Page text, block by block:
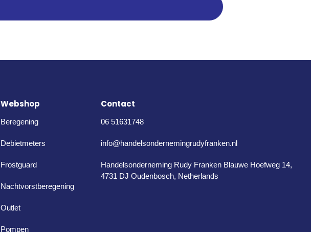
Webshop
Beregening
Debietmeters
Frostguard
Nachtvorstberegening
Outlet
Pompen
Contact
06 51631748
info@handelsondernemingrudyfranken.nl
Handelsonderneming Rudy Franken Blauwe Hoefweg 14,
4731 DJ Oudenbosch, Netherlands